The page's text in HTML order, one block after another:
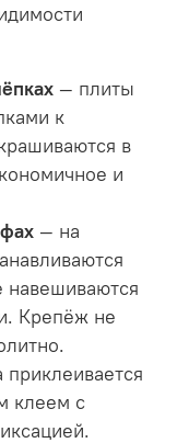
— плиты
к
в
и
— на
Крепёж не
приклеивается
клеем с